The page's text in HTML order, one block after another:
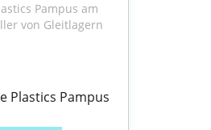
Pampus am
von Gleitlagern
Plastics Pampus